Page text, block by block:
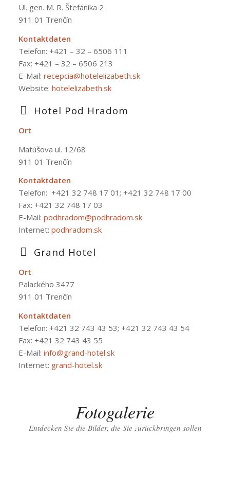
Ul. gen. M. R. Štefánika 2
911 01 Trenčín
Kontaktdaten
Telefon: +421 – 32 – 6506 111
Fax: +421 – 32 – 6506 213
E-Mail: recepcia@hotelelizabeth.sk
Website: hotelelizabeth.sk
Hotel Pod Hradom
Ort
Matúšova ul. 12/68
911 01 Trenčín
Kontaktdaten
Telefon: +421 32 748 17 01; +421 32 748 17 00
Fax: +421 32 748 17 03
E-Mail: podhradom@podhradom.sk
Internet: podhradom.sk
Grand Hotel
Ort
Palackého 3477
911 01 Trenčín
Kontaktdaten
Telefon: +421 32 743 43 53; +421 32 743 43 54
Fax: +421 32 743 43 55
E-Mail: info@grand-hotel.sk
Internet: grand-hotel.sk
Fotogalerie
Entdecken Sie die Bilder, die Sie zurückbringen sollen